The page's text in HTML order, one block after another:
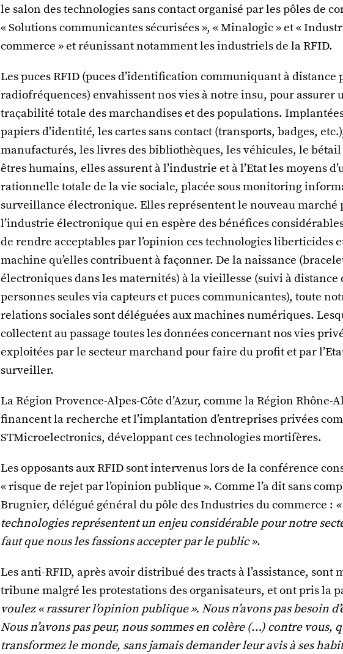
le salon des technologies sans contact organisé par les pôles de
« Solutions communicantes sécurisées », « Minalogic » et «
commerce » et réunissant notamment les industriels de la RFID.
Les puces RFID (puces d’identification communiquant à distance
radiofréquences) envahissent nos vies à notre insu, pour assurer
traçabilité totale des marchandises et des populations.
papiers d’identité, les cartes sans contact (transports, badges,
manufacturés, les livres des bibliothèques, les véhicules, le bétail
êtres humains, elles assurent à l’industrie et à l’Etat les moyens
rationnelle totale de la vie sociale, placée sous monitoring
surveillance électronique. Elles représentent le nouveau marché
l’industrie électronique qui en espère des bénéfices
de rendre acceptables par l’opinion ces technologies liberticides
machine qu’elles contribuent à façonner. De la naissance
électroniques dans les maternités) à la vieillesse (suivi à distance
personnes seules via capteurs et puces communicantes), toute
relations sociales sont déléguées aux machines numériques.
collectent au passage toutes les données concernant nos vies
exploitées par le secteur marchand pour faire du profit et par
surveiller.
La Région Provence-Alpes-Côte d’Azur, comme la Région Rhône-
financent la recherche et l’implantation d’entreprises privées
STMicroelectronics, développant ces technologies mortifères.
Les opposants aux RFID sont intervenus lors de la conférence
« risque de rejet par l’opinion publique ». Comme l’a dit sans
Brugnier, délégué général du pôle des Industries du commerce :
technologies représentent un enjeu considérable pour notre
faut que nous les fassions accepter par le public ».
Les anti-RFID, après avoir distribué des tracts à l’assistance, sont
tribune malgré les protestations des organisateurs, et ont pris la
voulez « rassurer l’opinion publique ». Nous n’avons pas besoin
Nous n’avons pas peur, nous sommes en colère (…) contre vous,
transformez le monde, sans jamais demander leur avis à ses